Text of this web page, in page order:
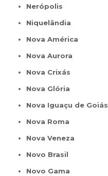
Nerópolis
Niquelândia
Nova América
Nova Aurora
Nova Crixás
Nova Glória
Nova Iguaçu de Goiás
Nova Roma
Nova Veneza
Novo Brasil
Novo Gama